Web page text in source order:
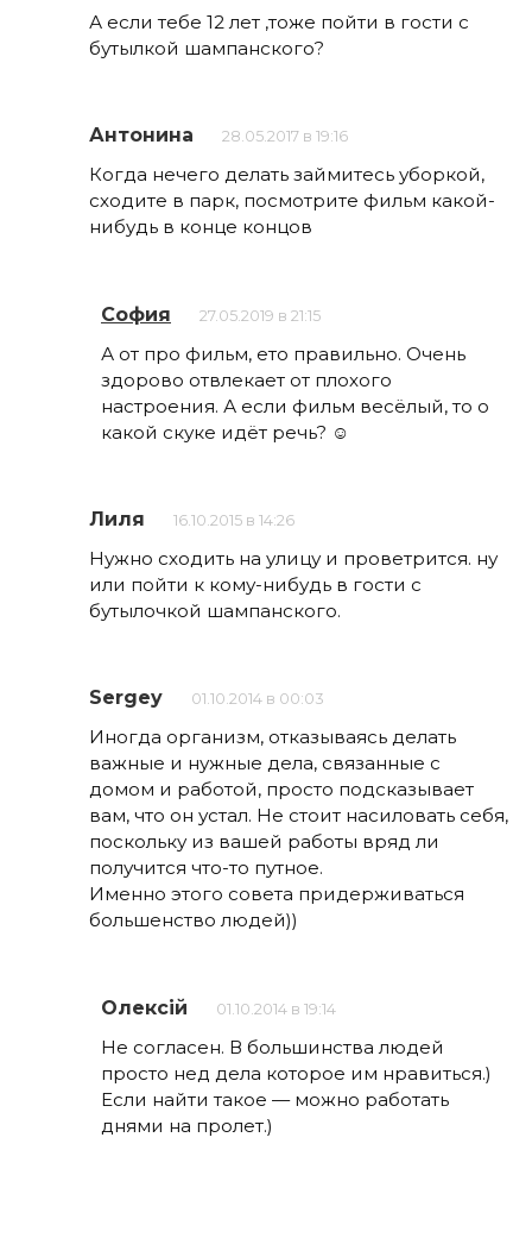
А если тебе 12 лет ,тоже пойти в гости с
бутылкой шампанского?
Антонина 28.05.2017 в 19:16
Когда нечего делать займитесь уборкой,
сходите в парк, посмотрите фильм какой-
нибудь в конце концов
София 27.05.2019 в 21:15
А от про фильм, ето правильно. Очень
здорово отвлекает от плохого
настроения. А если фильм весёлый, то о
какой скуке идёт речь? ☺️
Лиля 16.10.2015 в 14:26
Нужно сходить на улицу и проветрится. ну
или пойти к кому-нибудь в гости с
бутылочкой шампанского.
Sergey 01.10.2014 в 00:03
Иногда организм, отказываясь делать
важные и нужные дела, связанные с
домом и работой, просто подсказывает
вам, что он устал. Не стоит насиловать себя,
поскольку из вашей работы вряд ли
получится что-то путное.
Именно этого совета придерживаться
большенство людей))
Олексій 01.10.2014 в 19:14
Не согласен. В большинства людей
просто нед дела которое им нравиться.)
Если найти такое — можно работать
днями на пролет.)